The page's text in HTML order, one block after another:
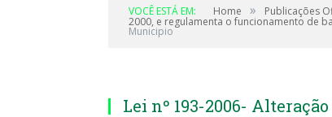
VOCÊ ESTÁ EM: Home » Publicações
2000, e regulamenta o funcionamento de
Municipio
Lei nº 193-2006-